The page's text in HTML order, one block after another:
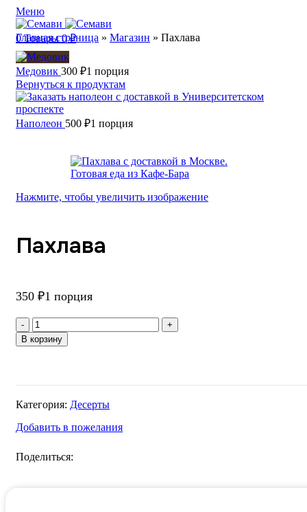
Меню
0Товары 0₽
Главная страница » Магазин » Пахлава
Медовик 300 ₽1 порция
Вернуться к продуктам
Наполеон 500 ₽1 порция
Нажмите, чтобы увеличить изображение
Пахлава
350 ₽1 порция
Количество
товара
Пахлава
В корзину
Категория: Десерты
Добавить в пожелания
Поделиться: